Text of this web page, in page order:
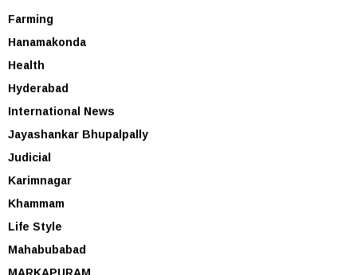
Farming
Hanamakonda
Health
Hyderabad
International News
Jayashankar Bhupalpally
Judicial
Karimnagar
Khammam
Life Style
Mahabubabad